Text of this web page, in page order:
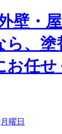
曜日